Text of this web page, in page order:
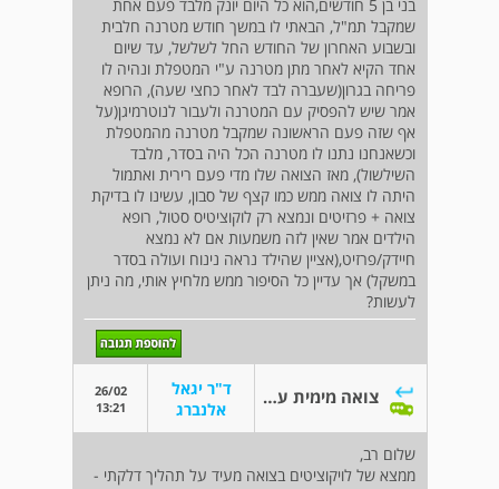
בני בן 5 חודשים,הוא כל היום יונק מלבד פעם אחת
שמקבל תמ"ל, הבאתי לו במשך חודש מטרנה חלבית
ובשבוע האחרון של החודש החל לשלשל, עד שיום
אחד הקיא לאחר מתן מטרנה ע"י המטפלת ונהיה לו
פריחה בגרון(שעברה לבד לאחר כחצי שעה), הרופא
אמר שיש להפסיק עם המטרנה ולעבור לנוטרמיגן(על
אף שזה פעם הראשונה שמקבל מטרנה מהמטפלת
וכשאנחנו נתנו לו מטרנה הכל היה בסדר, מלבד
השילשול), מאז הצואה שלו מדי פעם רירית ואתמול
היתה לו צואה ממש כמו קצף של סבון, עשינו לו בדיקת
צואה + פרזיטים ונמצא רק לוקוציטיס סטול, רופא
הילדים אמר שאין לזה משמעות אם לא נמצא
חיידק/פרזיט,(אציין שהילד נראה נינוח ועולה בסדר
במשקל) אך עדיין כל הסיפור ממש מלחיץ אותי, מה ניתן
לעשות?
צואה מימית עם ריר וצואה עם קצף
ד"ר יגאל
אלנברג
26/02
13:21
שלום רב,
ממצא של לויקוציטים בצואה מעיד על תהליך דלקתי -